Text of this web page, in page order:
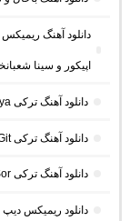
اپیکور و سینا
دانلود آهنگ ترکی Ah Be Manolya از بوراک بولوت
دانلود آهنگ ترکی Topla Git از کورتولوش کوش
دانلود آهنگ ترکی Kalbine Sor از Bahadır Macit و Tunahan Sakar
دانلود ریمیکس دیپ نایت 2 از احسان رمزی (ریمیکس